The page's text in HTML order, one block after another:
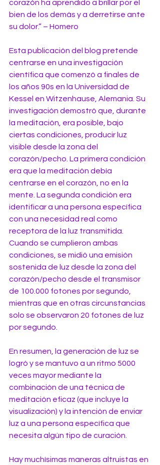
corazón ha aprendido a brillar por el
bien de los demás y a derretirse ante
su dolor.” – Homero
Esta publicación del blog pretende
centrarse en una investigación
científica que comenzó a finales de
los años 90s en la Universidad de
Kessel en Witzenhause, Alemania. Su
investigación demostró que, durante
la meditación, era posible, bajo
ciertas condiciones, producir luz
visible desde la zona del
corazón/pecho. La primera condición
era que la meditación debía
centrarse en el corazón, no en la
mente. La segunda condición era
identificar a una persona específica
con una necesidad real como
receptora de la luz transmitida.
Cuando se cumplieron ambas
condiciones, se midió una emisión
sostenida de luz desde la zona del
corazón/pecho desde el transmisor
de 100.000 fotones por segundo,
mientras que en otras circunstancias
solo se observaron 20 fotones de luz
por segundo.
En resumen, la generación de luz se
logró y se mantuvo a un ritmo 5000
veces mayor mediante la
combinación de una técnica de
meditación eficaz (que incluye la
visualización) y la intención de enviar
luz a una persona específica que
necesita algún tipo de curación.
Hay muchísimas maneras altruistas en